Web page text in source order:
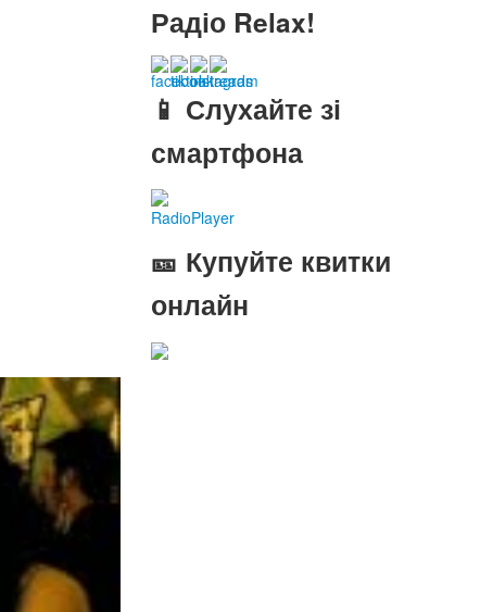
Радіо Relax!
📱 Слухайте зі
смартфона
RadioPlayer
🎫 Купуйте квитки
онлайн